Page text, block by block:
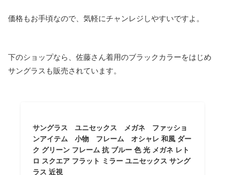
価格もお手頃なので、気軽にチャンレジしやすいですよ。
下のショップなら、佐藤さん着用のブラックカラーをはじめ
サングラスも販売されています。
サングラス ユニセックス メガネ ファッショ
ンアイテム 小物 フレーム オシャレ 和風 ダー
ク グリーン フレーム 抗 ブルー 色 光 メガネ レト
ロ スクエア フラット ミラー ユニセックス サング
ラス 近視